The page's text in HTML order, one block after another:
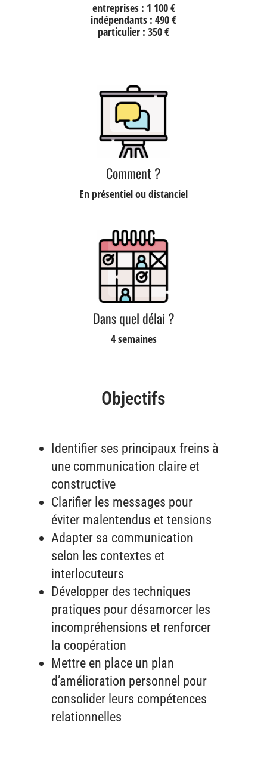
entreprises : 1 100 €
indépendants : 490 €
particulier : 350 €
Comment ?
En présentiel ou distanciel
Dans quel délai ?
4 semaines
Objectifs
Identifier ses principaux freins à
une communication claire et
constructive
Clarifier les messages pour
éviter malentendus et tensions
Adapter sa communication
selon les contextes et
interlocuteurs
Développer des techniques
pratiques pour désamorcer les
incompréhensions et renforcer
la coopération
Mettre en place un plan
d’amélioration personnel pour
consolider leurs compétences
relationnelles